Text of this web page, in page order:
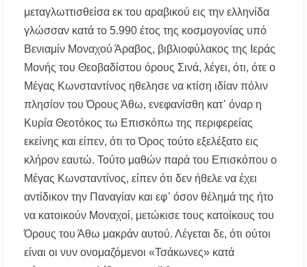
μεταγλωττισθείσα εκ του αραβικού εις την ελληνίδα
γλώσσαν κατά το 5.990 έτος της κοσμογονίας υπό
Βενιαμίν Μοναχού Άραβος, βιβλιοφύλακος της Ιεράς
Μονής του Θεοβαδίστου όρους Σινά, λέγει, ότι, ότε ο
Μέγας Κωνσταντίνος ηθελησε να κτίση ιδίαν πόλιν
πλησίον του Όρους Άθω, ενεφανίσθη κατ᾿ όναρ η
Κυρία Θεοτόκος τω Επισκόπω της περιφερείας
εκείνης και είπεν, ότι το Όρος τούτο εξελέξατο εις
κλήρον εαυτώ. Τούτο μαθών παρά του Επισκόπου ο
Μέγας Κωνσταντίνος, είπεν ότι δεν ήθελε να έχει
αντίδικον την Παναγίαν και εφ᾿ όσον θέλημά της ήτο
να κατοικούν Μοναχοί, μετώκισε τους κατοίκους του
Όρους του Άθω μακράν αυτού. Λέγεται δε, ότι ούτοι
είναι οι νυν ονομαζόμενοι «Τσάκωνες» κατά